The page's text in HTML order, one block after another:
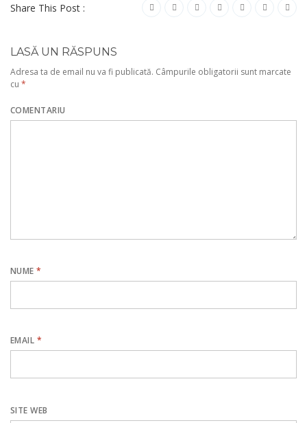
Share This Post :
LASĂ UN RĂSPUNS
Adresa ta de email nu va fi publicată. Câmpurile obligatorii sunt marcate
cu *
COMENTARIU
NUME*
EMAIL *
SITE WEB